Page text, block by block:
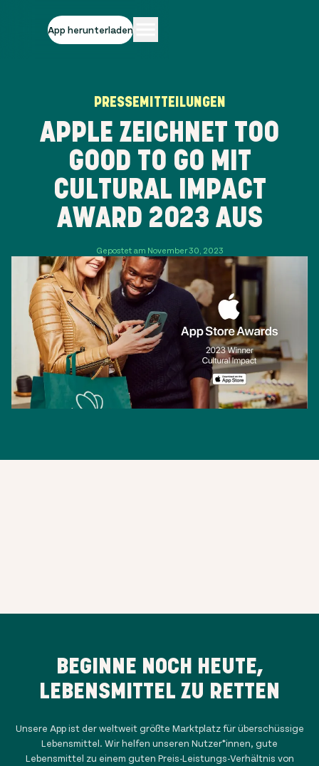
App herunterladen
PRESSEMITTEILUNGEN
APPLE ZEICHNET TOO
GOOD TO GO MIT
CULTURAL IMPACT
AWARD 2023 AUS
Gepostet am November 30, 2023
BEGINNE NOCH HEUTE,
LEBENSMITTEL ZU RETTEN
Unsere App ist der weltweit größte Marktplatz für überschüssige
Lebensmittel. Wir helfen unseren Nutzer*innen, gute
Lebensmittel zu einem guten Preis-Leistungs-Verhältnis von